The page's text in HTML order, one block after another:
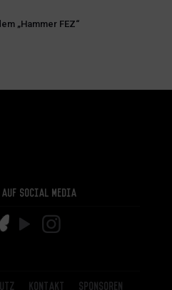
„Hammer FEZ“
Social Media
Kontakt Sponsoren